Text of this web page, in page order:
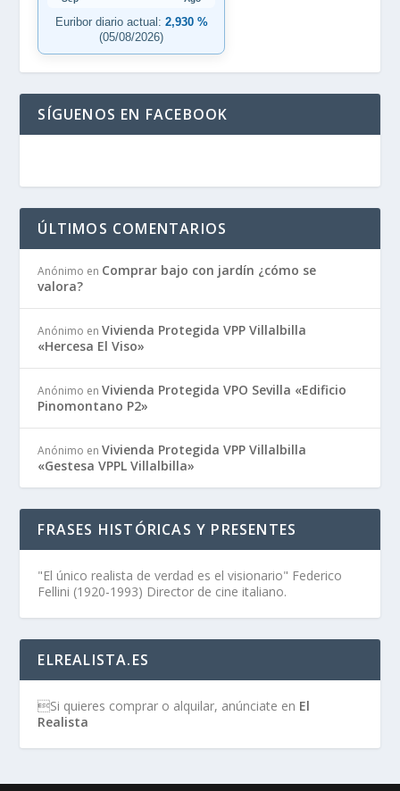
Euribor diario actual: 2,930 %
(05/08/2026)
SÍGUENOS EN FACEBOOK
ÚLTIMOS COMENTARIOS
Anónimo en Comprar bajo con jardín ¿cómo se
valora?
Anónimo enVivienda Protegida VPP Villalbilla
«Hercesa El Viso»
Anónimo enVivienda Protegida VPO Sevilla «Edificio
Pinomontano P2»
Anónimo enVivienda Protegida VPP Villalbilla
«Gestesa VPPL Villalbilla»
FRASES HISTÓRICAS Y PRESENTES
"El único realista de verdad es el visionario" Federico
Fellini (1920-1993) Director de cine italiano.
ELREALISTA.ES
Si quieres comprar o alquilar, anúnciate en El
Realista